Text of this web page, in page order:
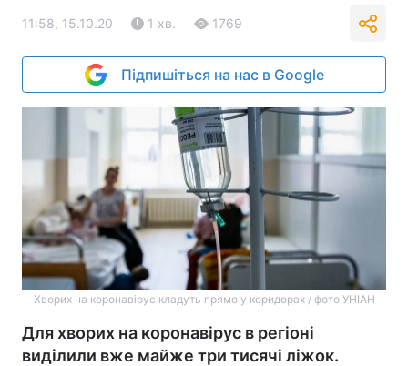
11:58, 15.10.20 1 хв. 1769
Підпишіться на нас в Google
Хворих на коронавірус кладуть прямо у коридорах / фото УНІАН
Для хворих на коронавірус в регіоні
виділили вже майже три тисячі ліжок.